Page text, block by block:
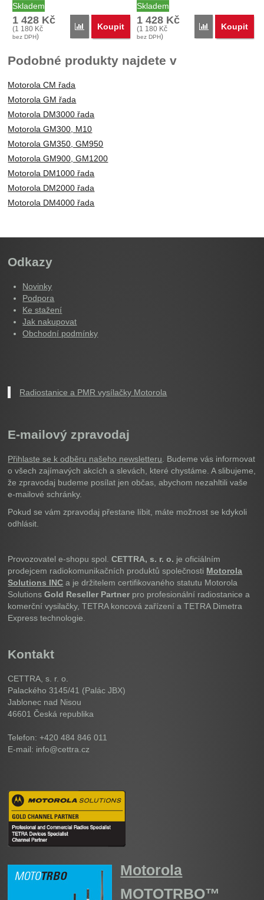
Skladem
1 428 Kč
(1 180 Kč
bez DPH)
Porovnat
Koupit
Skladem
1 428 Kč
(1 180 Kč
bez DPH)
Porovnat
Koupit
Podobné produkty najdete v
Motorola CM řada
Motorola GM řada
Motorola DM3000 řada
Motorola GM300, M10
Motorola GM350, GM950
Motorola GM900, GM1200
Motorola DM1000 řada
Motorola DM2000 řada
Motorola DM4000 řada
Odkazy
Novinky
Podpora
Ke stažení
Jak nakupovat
Obchodní podmínky
Radiostanice a PMR vysílačky Motorola
E-mailový zpravodaj
Přihlaste se k odběru našeho newsletteru . Budeme vás informovat
o všech zajímavých akcích a slevách, které chystáme. A slibujeme,
že zpravodaj budeme posílat jen občas, abychom nezahltili vaše
e-mailové schránky.
Pokud se vám zpravodaj přestane líbit, máte možnost se kdykoli
odhlásit.
Provozovatel e-shopu spol.CETTRA, s. r. o. je oficiálním
prodejcem radiokomunikačních produktů společnosti Motorola
Solutions INC a je držitelem certifikovaného statutu Motorola
SolutionsGold Reseller Partner pro profesionální radiostanice a
komerční vysilačky, TETRA koncová zařízení a TETRA Dimetra
Express technologie.
Kontakt
CETTRA, s. r. o.
Palackého 3145/41 (Palác JBX)
Jablonec nad Nisou
46601Česká republika
Telefon: +420 484 846 011
E-mail: info@cettra.cz
Motorola
MOTOTRBO™